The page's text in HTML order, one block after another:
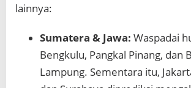
lainnya:
Sumatera & Jawa: Waspadai
Bengkulu, Pangkal Pinang, dan
Lampung. Sementara itu,